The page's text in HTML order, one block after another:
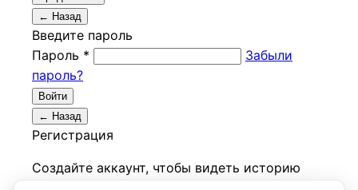
← Назад
Введите пароль
Пароль *
Забыли
пароль?
Войти
← Назад
Регистрация
Создайте аккаунт, чтобы видеть историю